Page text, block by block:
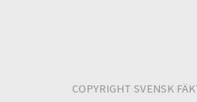
COPYRIGHT SVENSK